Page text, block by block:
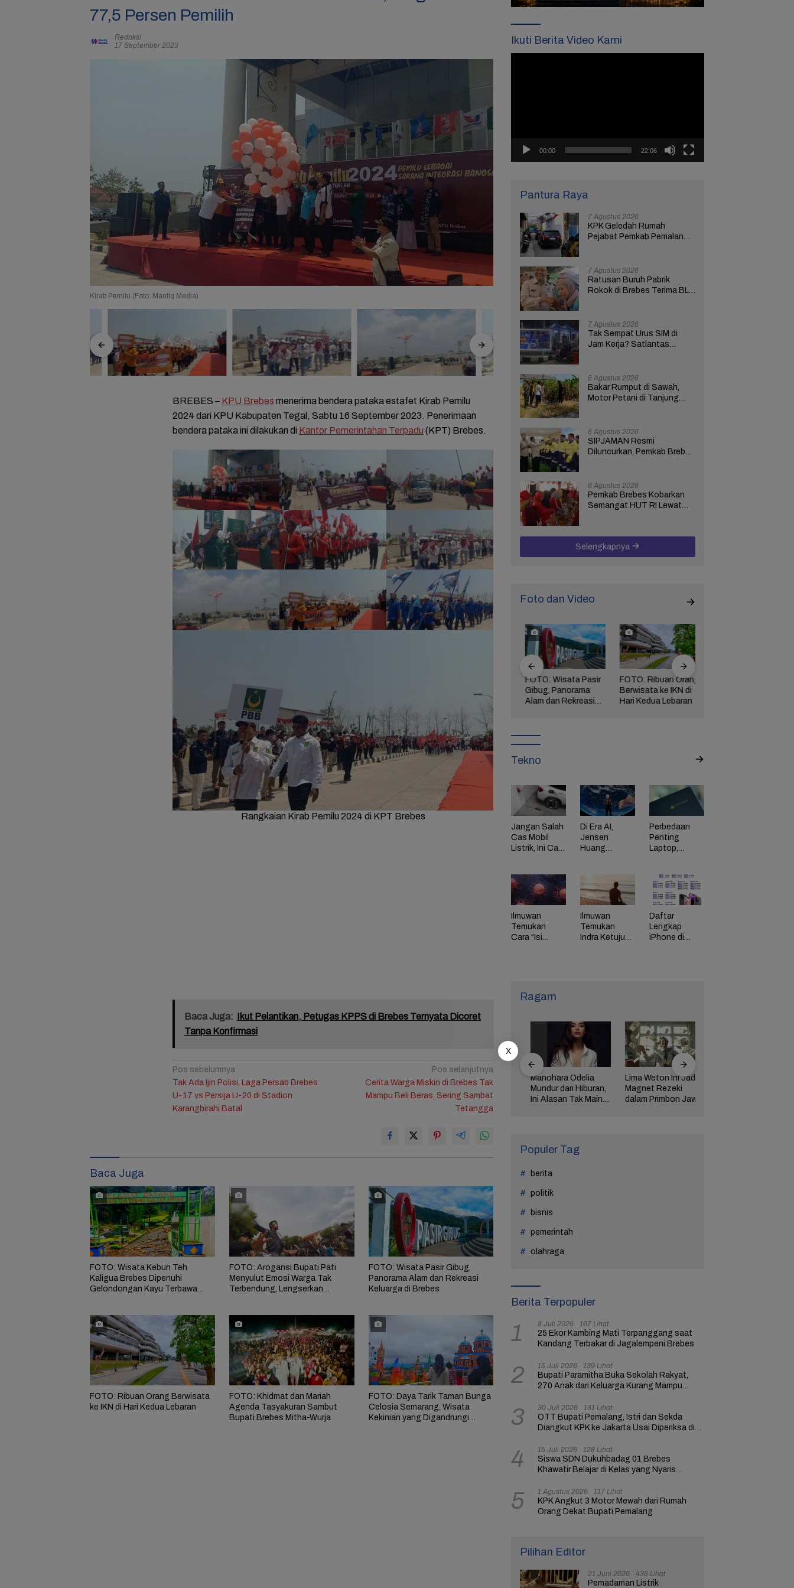
77,5 Persen Pemilih
Redaksi
17 September 2023
Kirab Pemilu (Foto: Mantiq Media)
BREBES – KPU Brebes menerima bendera pataka estafet Kirab Pemilu
2024 dari KPU Kabupaten Tegal, Sabtu 16 September 2023. Penerimaan
bendera pataka ini dilakukan di Kantor Pemerintahan Terpadu (KPT) Brebes.
Rangkaian Kirab Pemilu 2024 di KPT Brebes
Baca Juga: Ikut Pelantikan, Petugas KPPS di Brebes Ternyata Dicoret
Tanpa Konfirmasi
Navigasi
pos
Pos sebelumnya
Tak Ada Ijin Polisi, Laga Persab Brebes
U-17 vs Persija U-20 di Stadion
Karangbirahi Batal
Pos selanjutnya
Cerita Warga Miskin di Brebes Tak
Mampu Beli Beras, Sering Sambat
Tetangga
Baca Juga
FOTO: Wisata Kebun Teh
Kaligua Brebes Dipenuhi
Gelondongan Kayu Terbawa
FOTO: Arogansi Bupati Pati
Menyulut Emosi Warga Tak
Terbendung, Lengserkan
FOTO: Wisata Pasir Gibug,
Panorama Alam dan Rekreasi
Keluarga di Brebes
FOTO: Ribuan Orang Berwisata
ke IKN di Hari Kedua Lebaran
FOTO: Khidmat dan Mariah
Agenda Tasyakuran Sambut
Bupati Brebes Mitha-Wurja
FOTO: Daya Tarik Taman Bunga
Celosia Semarang, Wisata
Kekinian yang Digandrungi
Ikuti Berita Video Kami
00:00 22:06
Pantura Raya
7 Agustus 2026
KPK Geledah Rumah
Pejabat Pemkab Pemalang
Bupati Anom
7 Agustus 2026
Ratusan Buruh Pabrik
Rokok di Brebes Terima BLT
7 Agustus 2026
Tak Sempat Urus SIM di
Jam Kerja? Satlantas
Hari
6 Agustus 2026
Bakar Rumput di Sawah,
Motor Petani di Tanjung
6 Agustus 2026
SIPJAMAN Resmi
Diluncurkan, Pemkab Brebes
6 Agustus 2026
Pemkab Brebes Kobarkan
Semangat HUT RI Lewat
Selengkapnya
Foto dan Video
Mitha-Wurja
Taman Bunga
Celosia Semarang,
Wisata Kekinian
yang Digandrungi
Wisatawan
Kebun Teh Kaligua
Brebes Dipenuhi
Gelondongan Kayu
Terbawa Banjir
Bandang
Lengserkan
Kekuasaan!
FOTO: Wisata Pasir
Gibug, Panorama
Alam dan Rekreasi
FOTO: Ribuan Orang
Berwisata ke IKN di
Hari Kedua Lebaran
Tekno
Jangan Salah
Cas Mobil
Listrik, Ini Cara
PLN di HP
Di Era AI,
Jensen
Huang
Karyawan
Tinggi
Perbedaan
Penting
Laptop,
Ilmuwan
Temukan
Cara “Isi
Ilmuwan
Temukan
Indra Ketujuh
Daftar
Lengkap
iPhone di
Ragam
Resmi Bercerai dari
Jule, Na Daehoon
Bagikan Pesan
Mengharukan di
Bintangi Film Horor
Laddaland, Titi Kamal
Merasa Nyaman di
Genre Tersebut
Reza Tak Lagi di
Rutan Salemba, Kini
Jadi Film: Bukti
10 Pelajaran Hidup
Drakor Teach You a
Manohara Odelia
Mundur dari Hiburan,
Ini Alasan Tak Main
Lima Weton Ini Jadi
Magnet Rezeki
dalam Primbon Jawa
Populer Tag
berita
politik
bisnis
pemerintah
olahraga
Berita Terpopuler
1 8 Juli 2026 167 Lihat
25 Ekor Kambing Mati Terpanggang saat
Kandang Terbakar di Jagalempeni Brebes
2 15 Juli 2026 139 Lihat
Bupati Paramitha Buka Sekolah Rakyat,
270 Anak dari Keluarga Kurang Mampu
3 30 Juli 2026 131 Lihat
OTT Bupati Pemalang, Istri dan Sekda
Diangkut KPK ke Jakarta Usai Diperiksa di
4 15 Juli 2026 128 Lihat
Siswa SDN Dukuhbadag 01 Brebes
Khawatir Belajar di Kelas yang Nyaris
5 1 Agustus 2026 117 Lihat
KPK Angkut 3 Motor Mewah dari Rumah
Orang Dekat Bupati Pemalang
Pilihan Editor
21 Juni 2026 436 Lihat
Pemadaman Listrik
X